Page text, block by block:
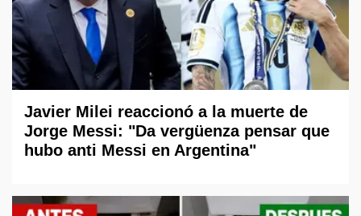
Javier Milei reaccionó a la muerte de
Jorge Messi: "Da vergüenza pensar que
hubo anti Messi en Argentina"